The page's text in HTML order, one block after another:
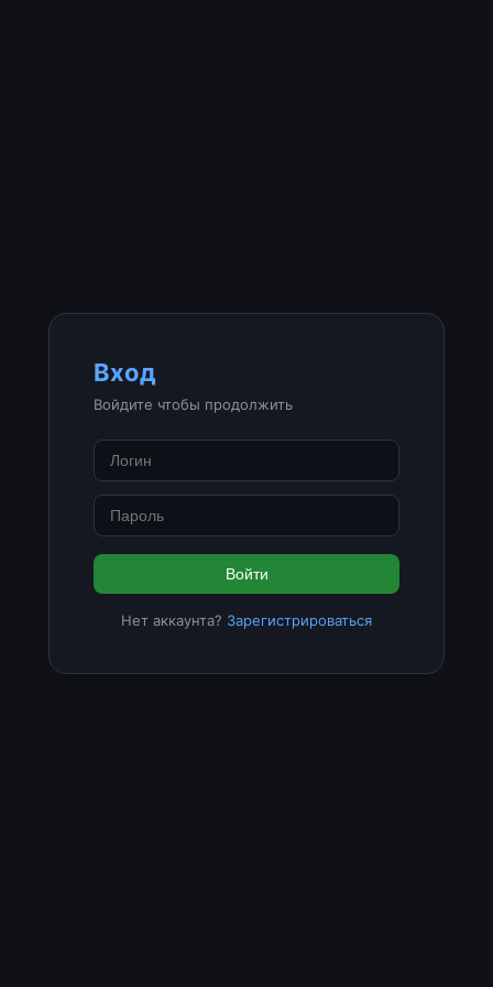
Вход
Войдите чтобы продолжить
Войти
Нет аккаунта? Зарегистрироваться